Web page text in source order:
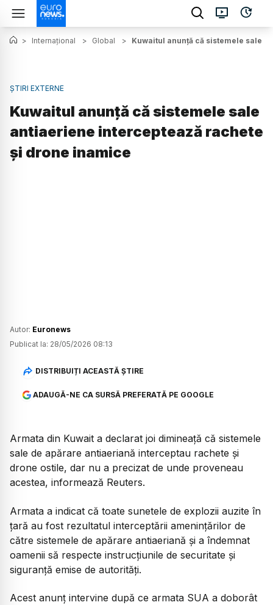
> Internațional > Global > Kuwaitul anunță că sistemele sale
ȘTIRI EXTERNE
Kuwaitul anunță că sistemele sale
antiaeriene interceptează rachete
și drone inamice
Autor: Euronews
Publicat la: 28/05/2026 08:13
DISTRIBUIȚI ACEASTĂ ȘTIRE
ADAUGĂ-NE CA SURSĂ PREFERATĂ PE GOOGLE
Armata din Kuwait a declarat joi dimineață că sistemele
sale de apărare antiaeriană interceptau rachete și
drone ostile, dar nu a precizat de unde proveneau
acestea, informează Reuters.
Armata a indicat că toate sunetele de explozii auzite în
țară au fost rezultatul interceptării amenințărilor de
către sistemele de apărare antiaeriană și a îndemnat
oamenii să respecte instrucțiunile de securitate și
siguranță emise de autorități.
Acest anunț intervine după ce armata SUA a doborât